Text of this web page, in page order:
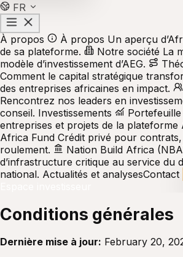
FR
À propos À propos Un aperçu
de sa plateforme.
Notre société La
modèle d’investissement d’AEG.
Comment le capital stratégique
des entreprises africaines en impact.
Rencontrez nos leaders en
conseil. Investissements Portefeuille
entreprises et projets de la plateforme
Africa Fund Crédit privé pour
roulement.
Nation Build Africa
d’infrastructure critique au service du
national. Actualités et analysesContact
Conditions générales
Dernière mise à jour: February 20,